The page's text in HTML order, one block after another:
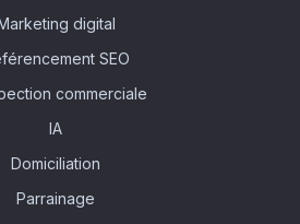
digital
SEO
commerciale
IA
Domiciliation
Parrainage